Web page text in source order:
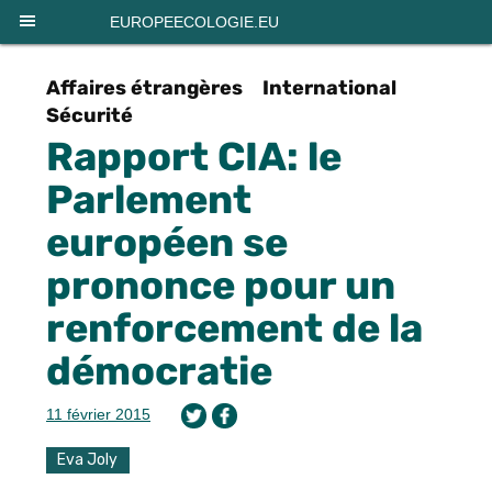
EUROPEECOLOGIE.EU
Affaires étrangères
International
Sécurité
Rapport CIA: le
Parlement
européen se
prononce pour un
renforcement de la
démocratie
11 février 2015
Eva Joly